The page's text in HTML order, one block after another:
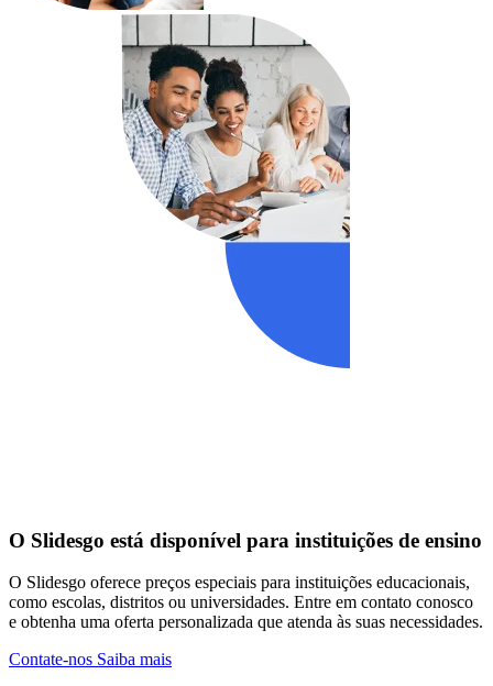
O Slidesgo está disponível para instituições de ensino
O Slidesgo oferece preços especiais para instituições educacionais,
como escolas, distritos ou universidades. Entre em contato conosco
e obtenha uma oferta personalizada que atenda às suas necessidades.
Contate-nos Saiba mais